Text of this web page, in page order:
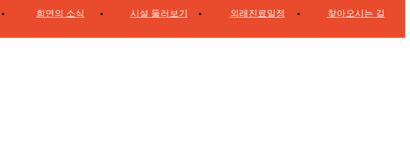
희연의 소식 시설 둘러보기 외래진료일정 찾아오시는 길